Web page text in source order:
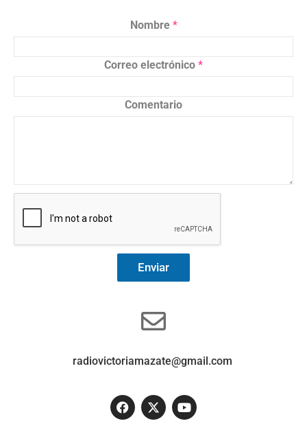
Nombre *
Correo electrónico *
Comentario
Enviar
radiovictoriamazate@gmail.com